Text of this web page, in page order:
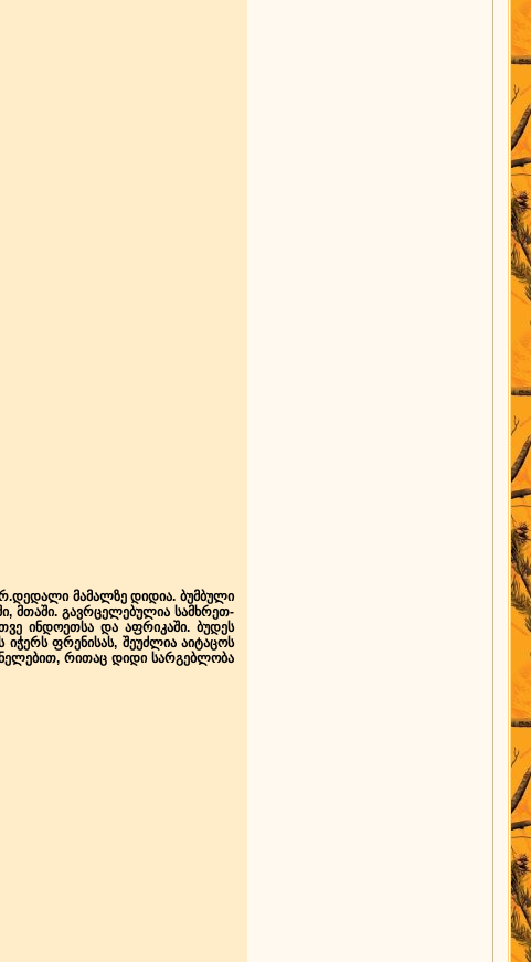
მამალზე დიდია. ბუმბული
მთაში. გავრცელებულია სამხრეთ-
ინდოეთსა და აფრიკაში. ბუდეს
იჭერს ფრენისას, შეუძლია აიტაცოს
რითაც დიდი სარგებლობა